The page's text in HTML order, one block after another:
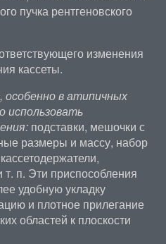
пучка рентгеновского
изменения
кассеты.
особенно в атипичных
использовать
подставки, мешочки с
размеры и массу, набор
п. Эти приспособления
удобную укладку
и плотное прилегание
областей к плоскости